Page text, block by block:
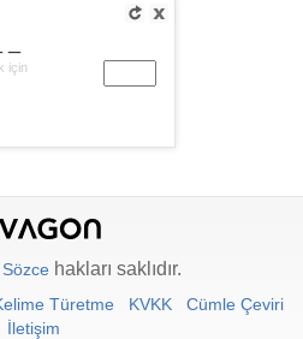
için
Sözce hakları saklıdır.
Türetme KVKK
Cümle Çeviri
İletişim